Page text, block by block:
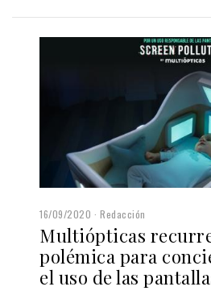
16/09/2020 Redacción
Multiópticas
polémica para
el uso de las